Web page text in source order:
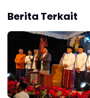
Berita Terkait